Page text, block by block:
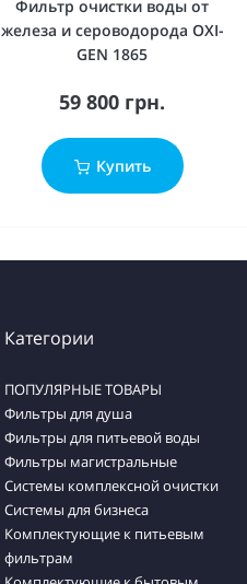
Фильтр очистки воды от
железа и сероводорода OXI-
GEN 1865
59 800 грн.
Купить
Категории
ПОПУЛЯРНЫЕ ТОВАРЫ
Фильтры для душа
Фильтры для питьевой воды
Фильтры магистральные
Системы комплексной очистки
Системы для бизнеса
Комплектующие к питьевым
фильтрам